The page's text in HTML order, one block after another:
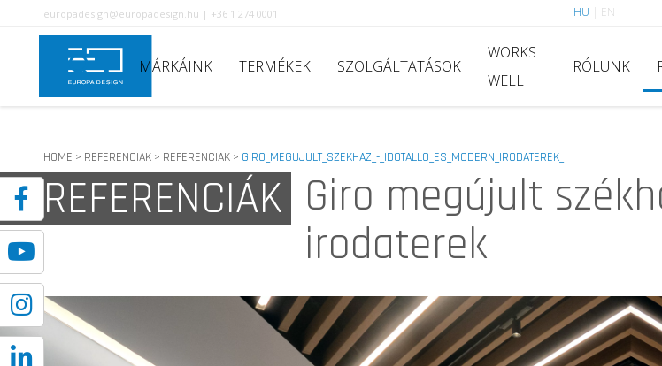
europadesign@europadesign.hu | +36 1 274 0001 HU EN
MÁRKÁINK TERMÉKEK SZOLGÁLTATÁSOK
WORKS
WELL
RÓLUNK
HOME > REFERENCIAK> REFERENCIAK> GIRO_MEGUJULT_SZEKHAZ_-_IDOTALLO_ES_MODERN_IRODATEREK_
REFERENCIÁK Giro megújult
irodaterek